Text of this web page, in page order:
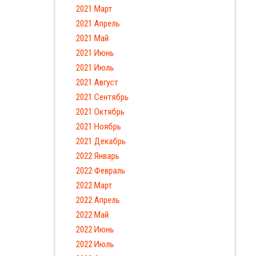
2021 Март
2021 Апрель
2021 Май
2021 Июнь
2021 Июль
2021 Август
2021 Сентябрь
2021 Октябрь
2021 Ноябрь
2021 Декабрь
2022 Январь
2022 Февраль
2022 Март
2022 Апрель
2022 Май
2022 Июнь
2022 Июль